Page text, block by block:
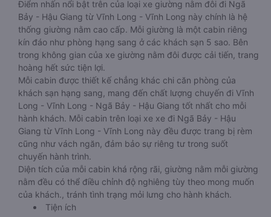
Điểm nhấn nổi bật trên của loại xe giường nằm đôi đi Ngã
Bảy - Hậu Giang từ Vĩnh Long - Vĩnh Long này chính là hệ
thống giường nằm cao cấp. Mỗi giường là một cabin riêng
kín đáo như phòng hạng sang ở các khách sạn 5 sao. Bên
trong không gian của xe giường nằm đôi được cải tiến, trang
hoàng hết sức tiện lợi.
Mỗi cabin được thiết kế chẳng khác chi căn phòng của
khách sạn hạng sang, mang đến chất lượng chuyến đi Vĩnh
Long - Vĩnh Long - Ngã Bảy - Hậu Giang tốt nhất cho mỗi
hành khách. Mỗi cabin trên loại xe xe đi Ngã Bảy - Hậu
Giang từ Vĩnh Long - Vĩnh Long này đều được trang bị rèm
cũng như vách ngăn, đảm bảo sự riêng tư trong suốt
chuyến hành trình.
Diện tích của mỗi cabin khá rộng rãi, giường nằm mỗi giường
nằm đều có thể điều chỉnh độ nghiêng tùy theo mong muốn
của khách., tránh tình trạng mỏi lưng cho hành khách.
Tiện ích